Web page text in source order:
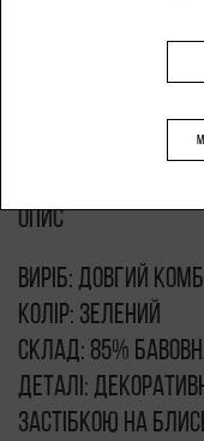
Опис
Виріб: довгий
Колір: зелений
Склад: 85%
Деталі:
застібкою на